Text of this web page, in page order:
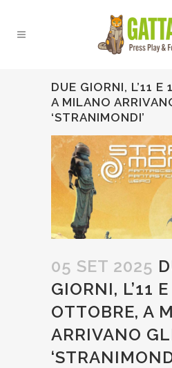
DUE GIORNI, L’11
A MILANO
‘STRANIMONDI’
05 SET 2025
GIORNI, L’11
OTTOBRE, A
ARRIVANO